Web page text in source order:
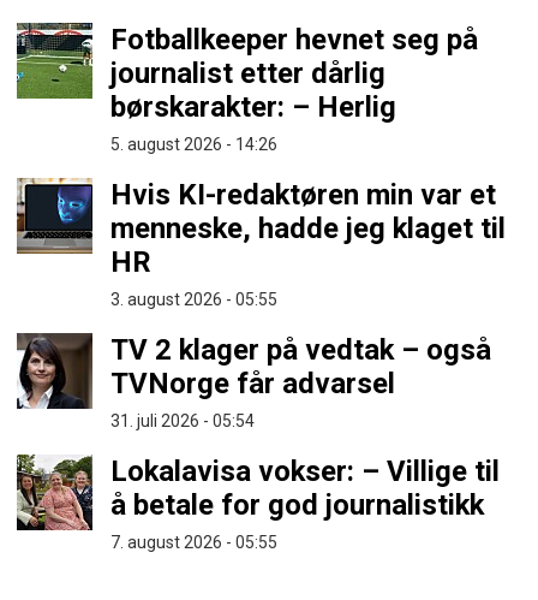
Fotballkeeper hevnet seg på
journalist etter dårlig
børskarakter: – Herlig
5. august 2026 - 14:26
Hvis KI-redaktøren min var et
menneske, hadde jeg klaget til
HR
3. august 2026 - 05:55
TV 2 klager på vedtak – også
TVNorge får advarsel
31. juli 2026 - 05:54
Lokalavisa vokser: – Villige til
å betale for god journalistikk
7. august 2026 - 05:55